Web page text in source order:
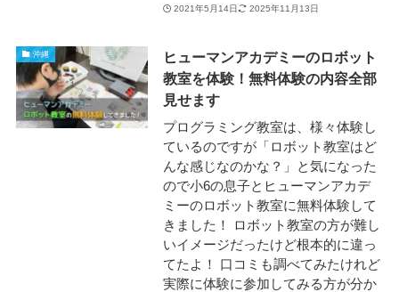
2021年5月14日 2025年11月13日
沖縄
ヒューマンアカデミーのロボット
教室を体験！無料体験の内容全部
見せます
プログラミング教室は、様々体験し
ているのですが「ロボット教室はど
んな感じなのかな？」と気になった
ので小6の息子とヒューマンアカデ
ミーのロボット教室に無料体験して
きました！ ロボット教室の方が難し
いイメージだったけど根本的に違っ
てたよ！ 口コミも調べてみたけれど
実際に体験に参加してみる方が分か